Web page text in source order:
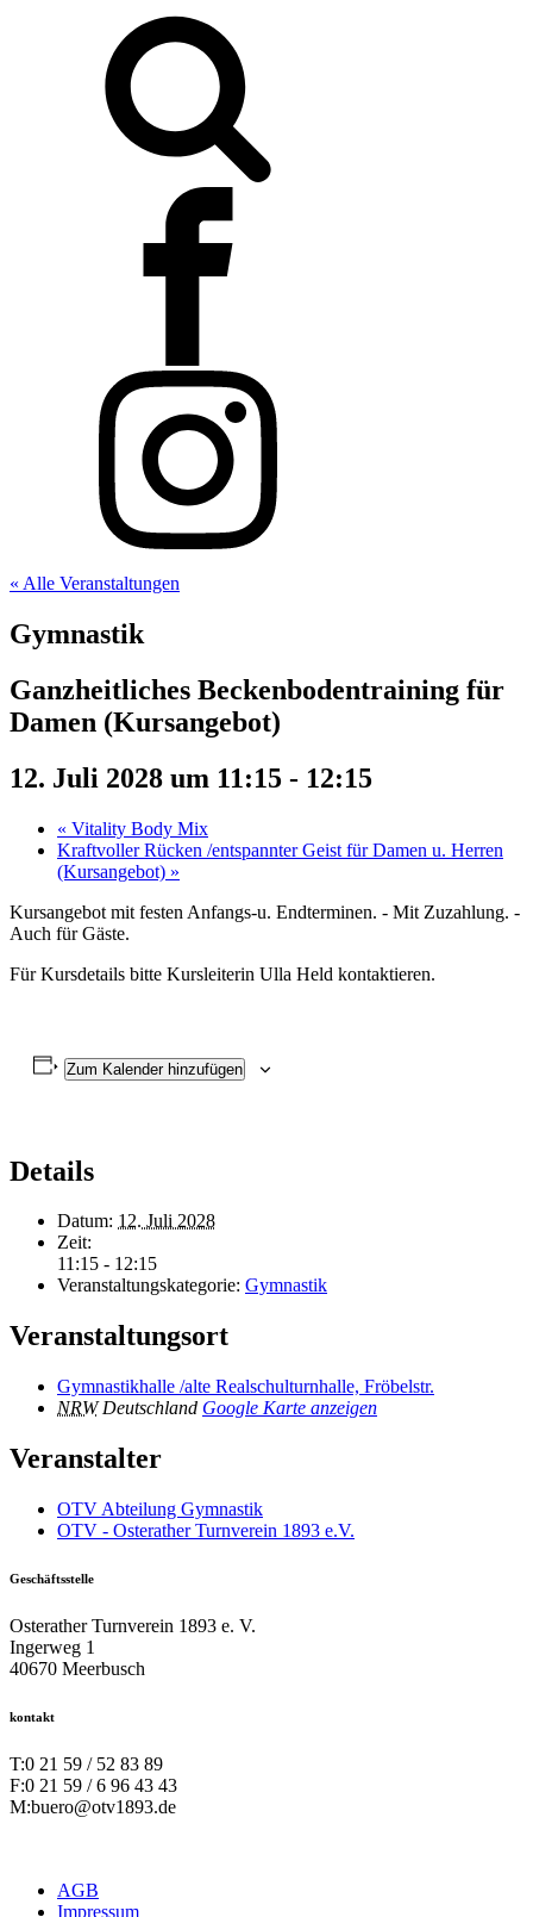
« Alle Veranstaltungen
Gymnastik
Ganzheitliches Beckenbodentraining für
Damen (Kursangebot)
12. Juli 2028 um 11:15 - 12:15
« Vitality Body Mix
Kraftvoller Rücken /entspannter Geist für Damen u. Herren
(Kursangebot) »
Kursangebot mit festen Anfangs-u. Endterminen. - Mit Zuzahlung. -
Auch für Gäste.
Für Kursdetails bitte Kursleiterin Ulla Held kontaktieren.
Zum Kalender hinzufügen
Details
Datum: 12. Juli 2028
Zeit:
11:15 - 12:15
Veranstaltungskategorie: Gymnastik
Veranstaltungsort
Gymnastikhalle /alte Realschulturnhalle, Fröbelstr.
NRW Deutschland Google Karte anzeigen
Veranstalter
OTV Abteilung Gymnastik
OTV - Osterather Turnverein 1893 e.V.
Geschäftsstelle
Osterather Turnverein 1893 e. V.
Ingerweg 1
40670 Meerbusch
kontakt
T:0 21 59 / 52 83 89
F:0 21 59 / 6 96 43 43
M:buero@otv1893.de
AGB
Impressum